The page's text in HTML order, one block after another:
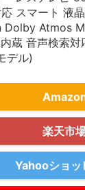
スマート 液
Atmos
蔵 音声検索
デル)
楽天市
Yahooショッ